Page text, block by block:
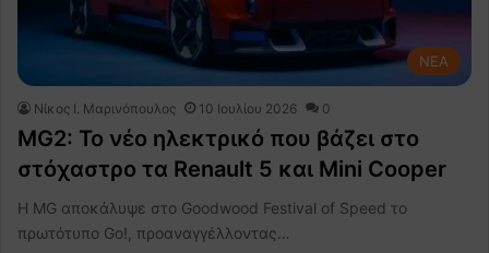
NEA
Nίκος Ι. Mαρινόπουλος 10 Ιουλίου 2026 0
MG2: Το νέο ηλεκτρικό που βάζει στο
στόχαστρο τα Renault 5 και Mini Cooper
Η MG αποκάλυψε στο Goodwood Festival of Speed το
πρωτότυπο Go!, προαναγγέλλοντας…